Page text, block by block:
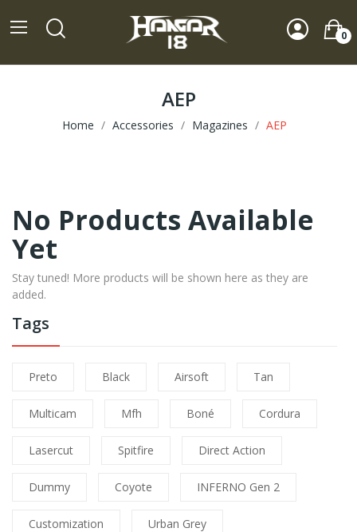
0
AEP
Home Accessories Magazines AEP
Tags
Preto Black Airsoft Tan
Multicam Mfh Boné Cordura
Lasercut Spitfire Direct Action
Dummy Coyote INFERNO Gen 2
Customization Urban Grey
No Products Available
Yet
Stay tuned! More products will be shown here as they are
added.